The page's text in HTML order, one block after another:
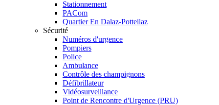
Stationnement
PACom
Quartier En Dalaz-Potteilaz
Sécurité
Numéros d'urgence
Pompiers
Police
Ambulance
Contrôle des champignons
Défibrillateur
Vidéosurveillance
Point de Rencontre d'Urgence (PRU)